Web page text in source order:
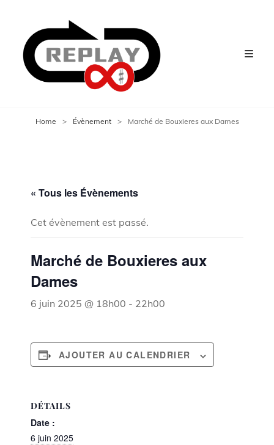
Home > Évènement > Marché de Bouxieres aux Dames
« Tous les Évènements
Cet évènement est passé.
Marché de Bouxieres aux
Dames
6 juin 2025 @ 18h00 - 22h00
AJOUTER AU CALENDRIER
DÉTAILS
Date :
6 juin 2025